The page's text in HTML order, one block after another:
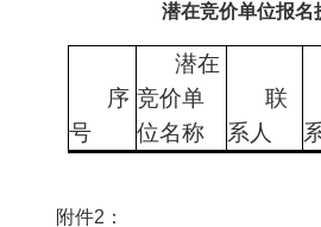
潜在竞价单位报名
序
号
潜在
竞价单
位名称
联
系人
附件2：